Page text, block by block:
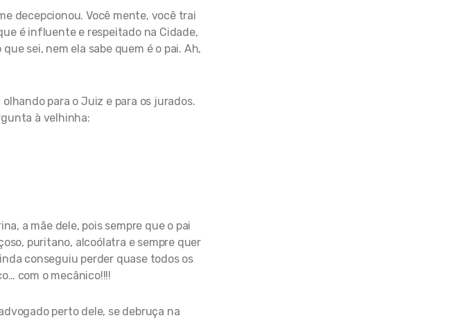
decepcionou. Você mente, você trai
é influente e respeitado na Cidade,
sei, nem ela sabe quem é o pai. Ah,
para o Juiz e para os jurados.
à velhinha:
a mãe dele, pois sempre que o pai
puritano, alcoólatra e sempre quer
conseguiu perder quase todos os
com o mecânico!!!!
perto dele, se debruça na